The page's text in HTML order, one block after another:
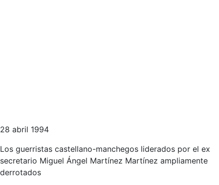
28 abril 1994
Los guerristas castellano-manchegos liderados por el ex
secretario Miguel Ángel Martínez Martínez ampliamente
derrotados